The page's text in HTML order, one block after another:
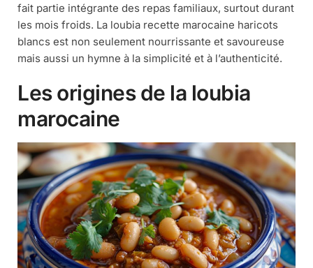
fait partie intégrante des repas familiaux, surtout durant
les mois froids. La loubia recette marocaine haricots
blancs est non seulement nourrissante et savoureuse
mais aussi un hymne à la simplicité et à l’authenticité.
Les origines de la loubia
marocaine